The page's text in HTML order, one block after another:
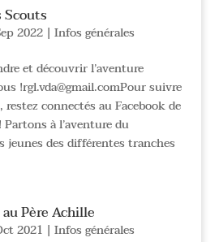
Scouts
2022| Infos générales
et découvrir l’aventure
!rgl.vda@gmail.comPour suivre
connectés au Facebook de
Partons à l’aventure du
jeunes des différentes tranches
Père Achille
2021 | Infos générales